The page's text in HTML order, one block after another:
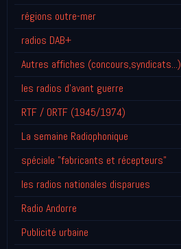
régions outre-mer
radios DAB+
Autres affiches (concours,syndicats...)
les radios d'avant guerre
RTF / ORTF (1945/1974)
La semaine Radiophonique
spéciale "fabricants et récepteurs"
les radios nationales disparues
Radio Andorre
Publicité urbaine